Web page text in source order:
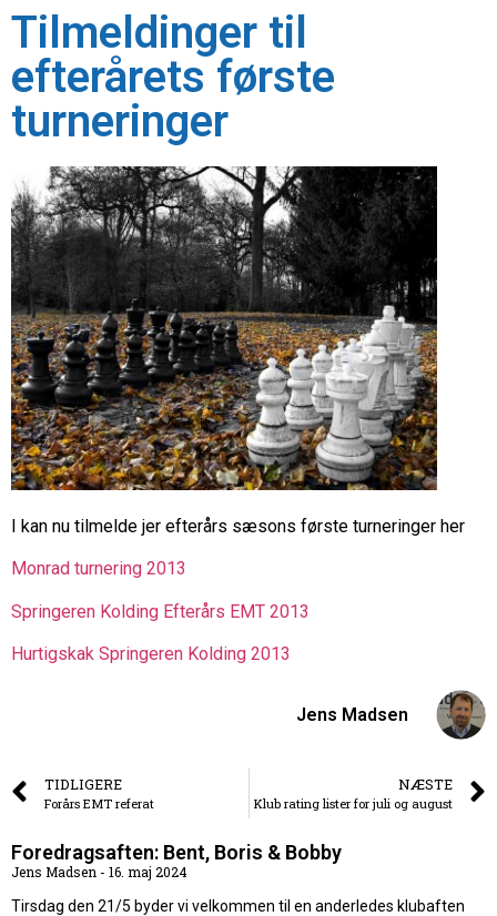
Tilmeldinger til
efterårets første
turneringer
I kan nu tilmelde jer efterårs sæsons første turneringer her
Monrad turnering 2013
Springeren Kolding Efterårs EMT 2013
Hurtigskak Springeren Kolding 2013
Jens Madsen
TIDLIGERE
Forårs EMT referat
NÆSTE
Klub rating lister for juli og august
Foredragsaften: Bent, Boris & Bobby
Jens Madsen
16. maj 2024
Tirsdag den 21/5 byder vi velkommen til en anderledes klubaften